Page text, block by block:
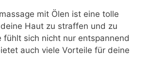
mit Ölen ist eine tolle
Haut zu straffen und zu
fühlt sich nicht nur entspannend
auch viele Vorteile für deine